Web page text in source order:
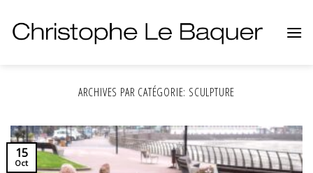
content
ARCHIVES PAR CATÉGORIE: SCULPTURE
15
Oct